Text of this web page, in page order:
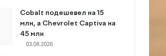
Cobalt подешевел на 15
млн, а Chevrolet Captiva на
45 млн
03.08.2026